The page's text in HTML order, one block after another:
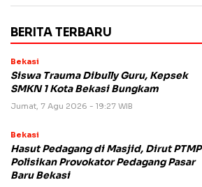
BERITA TERBARU
Bekasi
Siswa Trauma Dibully Guru, Kepsek
SMKN 1 Kota Bekasi Bungkam
Jumat, 7 Agu 2026 - 19:27 WIB
Bekasi
Hasut Pedagang di Masjid, Dirut PTMP
Polisikan Provokator Pedagang Pasar
Baru Bekasi